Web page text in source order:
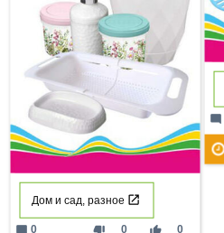
mode_comment
Дом и сад, разное
0 0
0